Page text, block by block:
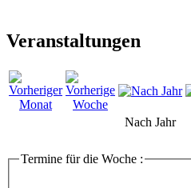
Veranstaltungen
Nach Jahr
Termine für die Woche :